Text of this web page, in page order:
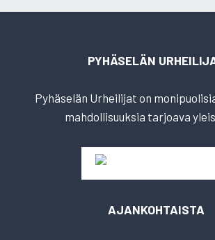
PYHÄSELÄN
Pyhäselän Urheilijat on
mahdollisuuksia tarjoava
AJANKOHTAISTA